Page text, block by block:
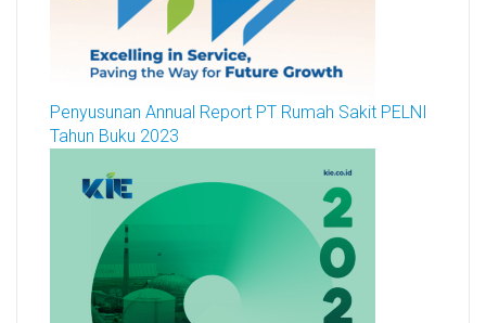
Penyusunan Annual Report PT Rumah Sakit PELNI
Tahun Buku 2023